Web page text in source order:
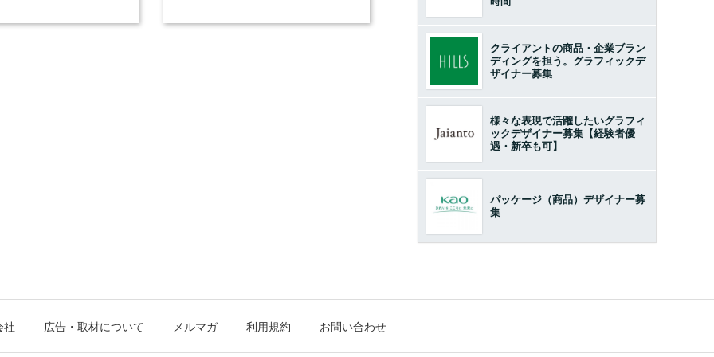
クライアントの商品・企業ブラン
ディングを担う。グラフィックデ
ザイナー募集
様々な表現で活躍したいグラフィ
ックデザイナー募集【経験者優
遇・新卒も可】
パッケージ（商品）デザイナー募
集
社 広告・取材について メルマガ 利用規約 お問い合わせ